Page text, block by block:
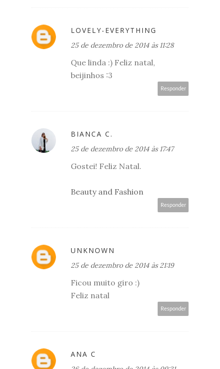
LOVELY-EVERYTHING
25 de dezembro de 2014 às 11:28
Que linda :) Feliz natal,
beijinhos :3
Responder
BIANCA C.
25 de dezembro de 2014 às 17:47
Gostei! Feliz Natal.
Beauty and Fashion
Responder
UNKNOWN
25 de dezembro de 2014 às 21:19
Ficou muito giro :)
Feliz natal
Responder
ANA C